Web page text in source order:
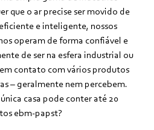
que o ar precise ser movido de
e inteligente, nossos
operam de forma confiável e
de ser na esfera industrial ou
contato com vários produtos
– geralmente nem percebem.
casa pode conter até 20
ebm‑papst?